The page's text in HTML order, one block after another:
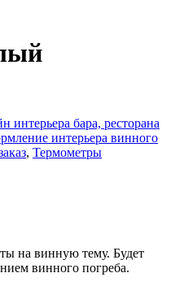
интерьера бара, ресторана
интерьера винного
, Термометры
на винную тему. Будет
винного погреба.